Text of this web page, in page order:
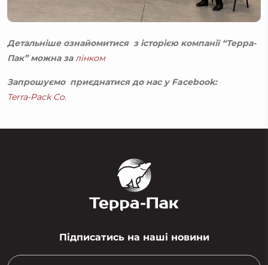
Детальніше ознайомитися з історією компанії “Терра-
Пак” можна залінком
Запрошуємо приєднатися до нас у Facebook:
Terra-Pack Co.
Підписатись на наші новини